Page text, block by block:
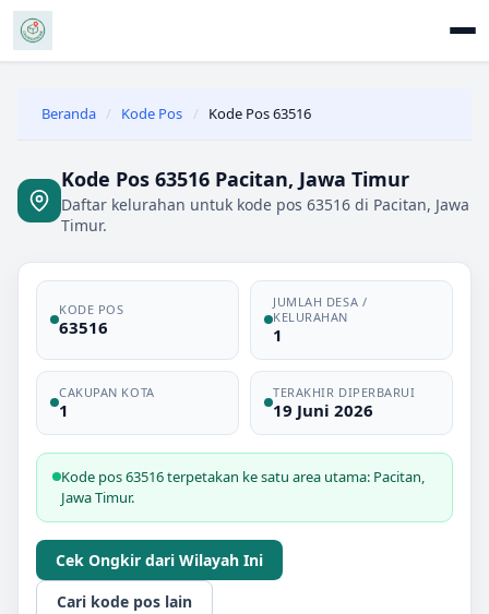
Beranda / Kode Pos / Kode Pos 63516
Kode Pos 63516 Pacitan, Jawa Timur
Daftar kelurahan untuk kode pos 63516 di Pacitan, Jawa
Timur.
KODE POS
63516
JUMLAH DESA /
KELURAHAN
1
CAKUPAN KOTA
1
TERAKHIR DIPERBARUI
19 Juni 2026
Kode pos 63516 terpetakan ke satu area utama: Pacitan,
Jawa Timur.
Cek Ongkir dari Wilayah Ini
Cari kode pos lain